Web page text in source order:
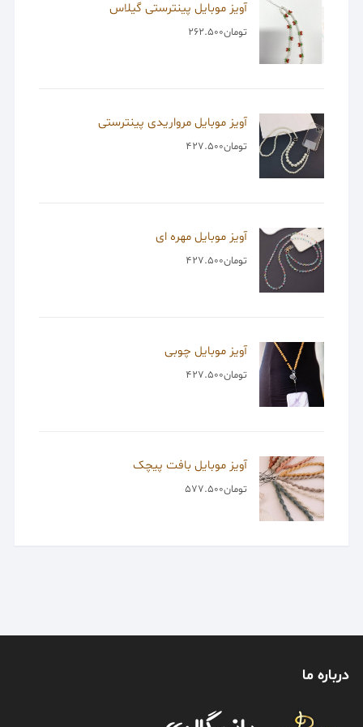
آویز موبایل پینترستی گیلاس
تومان262.500
آویز موبایل مرواریدی پینترستی
تومان427.500
آویز موبایل مهره ای
تومان427.500
آویز موبایل چوبی
تومان427.500
آویز موبایل بافت پیچک
تومان577.500
درباره ما